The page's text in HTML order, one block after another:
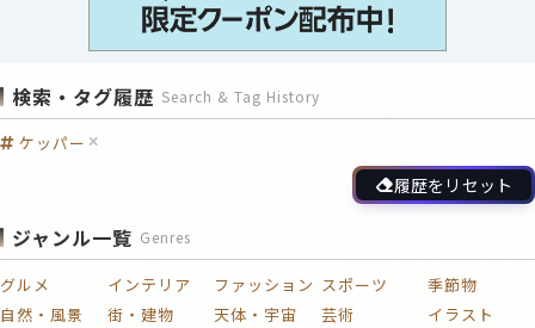
検索・タグ履歴 Search & Tag History
ケッパー
履歴をリセット
ジャンル一覧 Genres
グルメ インテリア ファッション スポーツ
季節物
自然・風景
街・建物 天体・宇宙 芸術
イラスト